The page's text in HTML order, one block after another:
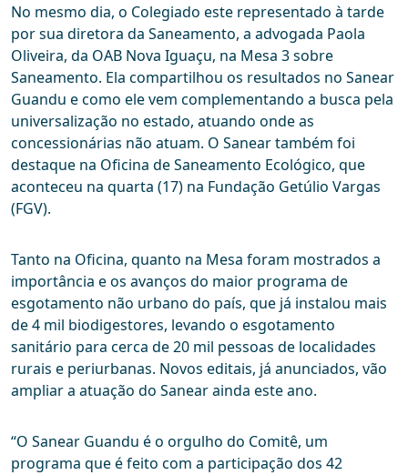
No mesmo dia, o Colegiado este representado à tarde
por sua diretora da Saneamento, a advogada Paola
Oliveira, da OAB Nova Iguaçu, na Mesa 3 sobre
Saneamento. Ela compartilhou os resultados no Sanear
Guandu e como ele vem complementando a busca pela
universalização no estado, atuando onde as
concessionárias não atuam. O Sanear também foi
destaque na Oficina de Saneamento Ecológico, que
aconteceu na quarta (17) na Fundação Getúlio Vargas
(FGV).
Tanto na Oficina, quanto na Mesa foram mostrados a
importância e os avanços do maior programa de
esgotamento não urbano do país, que já instalou mais
de 4 mil biodigestores, levando o esgotamento
sanitário para cerca de 20 mil pessoas de localidades
rurais e periurbanas. Novos editais, já anunciados, vão
ampliar a atuação do Sanear ainda este ano.
“O Sanear Guandu é o orgulho do Comitê, um
programa que é feito com a participação dos 42